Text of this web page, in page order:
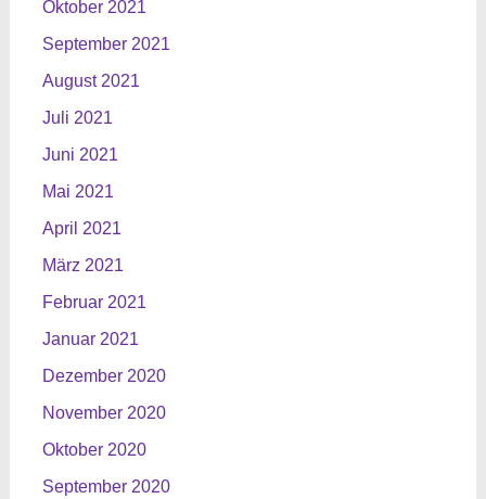
Oktober 2021
September 2021
August 2021
Juli 2021
Juni 2021
Mai 2021
April 2021
März 2021
Februar 2021
Januar 2021
Dezember 2020
November 2020
Oktober 2020
September 2020